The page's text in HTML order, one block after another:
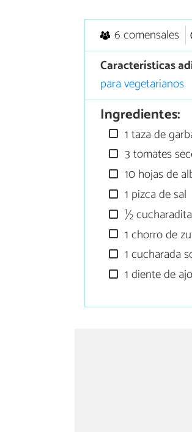
6 comensales
Características
para vegetarianos
Ingredientes:
1 taza de
3 tomates
10 hojas de
1 pizca de sal
½
1 chorro de
1 cucharada
1 diente de ajo